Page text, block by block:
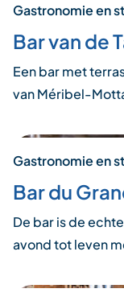
Gastronomie en
Bar van de
Een bar met
van Méribel-
Gastronomie en
Bar du
De bar is de
avond tot leven